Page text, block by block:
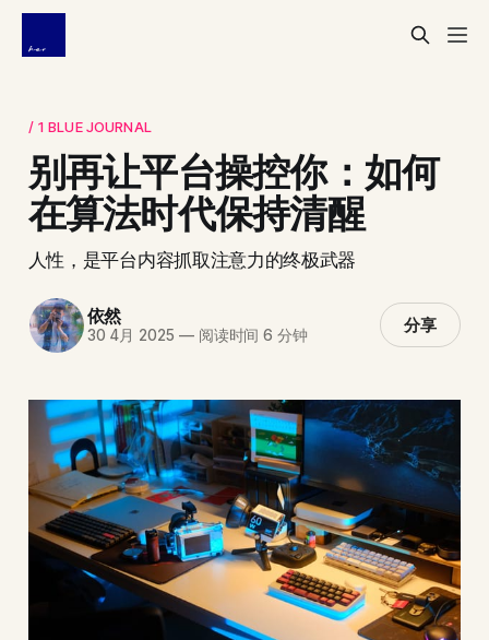
/ 1 BLUE JOURNAL
别再让平台操控你：如何
在算法时代保持清醒
人性，是平台内容抓取注意力的终极武器
依然
30 4月 2025 —阅读时间 6 分钟 分享